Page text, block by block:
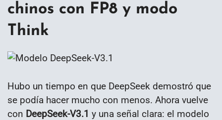
chinos con FP8 y modo
Think
Hubo un tiempo en que DeepSeek demostró que
se podía hacer mucho con menos. Ahora vuelve
con DeepSeek-V3.1 y una señal clara: el modelo